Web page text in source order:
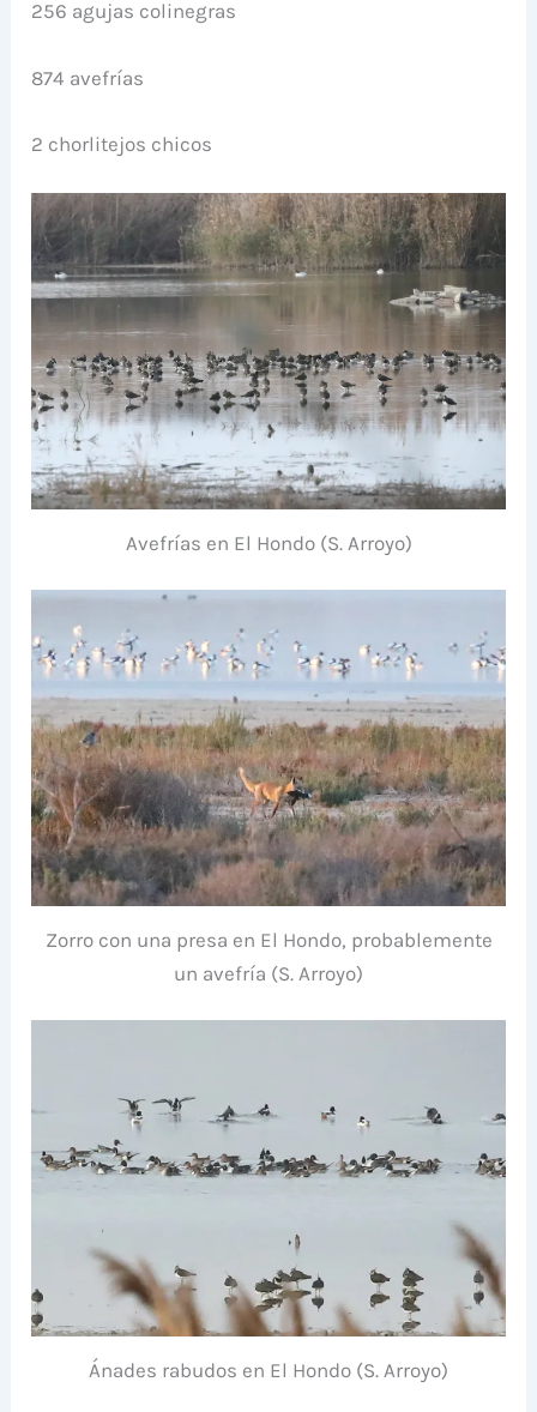
256 agujas colinegras
874 avefrías
2 chorlitejos chicos
Avefrías en El Hondo (S. Arroyo)
Zorro con una presa en El Hondo, probablemente
un avefría (S. Arroyo)
Ánades rabudos en El Hondo (S. Arroyo)